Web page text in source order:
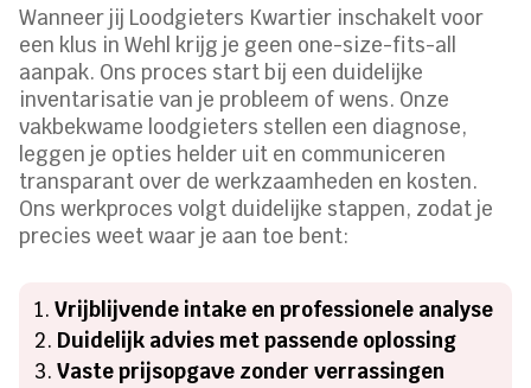
Wanneer jij Loodgieters Kwartier inschakelt voor
een klus in Wehl krijg je geen one-size-fits-all
aanpak. Ons proces start bij een duidelijke
inventarisatie van je probleem of wens. Onze
vakbekwame loodgieters stellen een diagnose,
leggen je opties helder uit en communiceren
transparant over de werkzaamheden en kosten.
Ons werkproces volgt duidelijke stappen, zodat je
precies weet waar je aan toe bent:
Vrijblijvende intake en professionele analyse
Duidelijk advies met passende oplossing
Vaste prijsopgave zonder verrassingen